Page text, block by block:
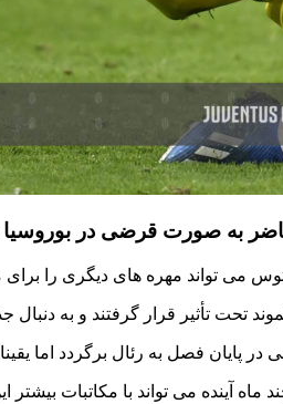
می تواند با مکاتبات بیشتر